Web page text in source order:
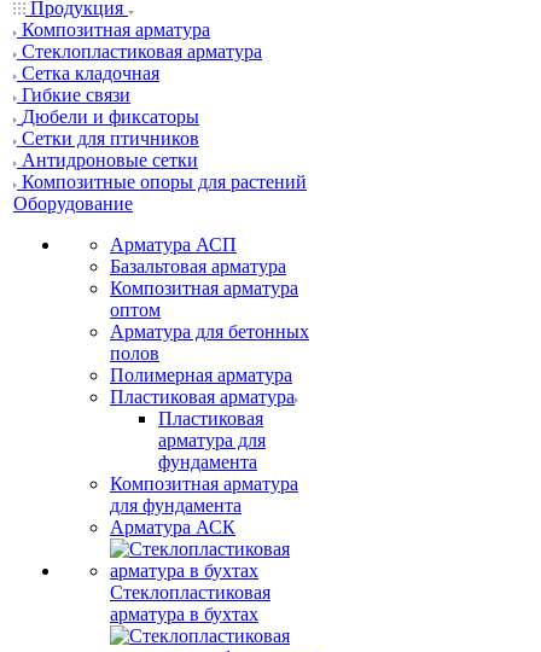
Продукция
Композитная арматура
Cтеклопластиковая арматура
Сетка кладочная
Гибкие связи
Дюбели и фиксаторы
Сетки для птичников
Антидроновые сетки
Композитные опоры для растений
Оборудование
Арматура АСП
Базальтовая арматура
Композитная арматура
оптом
Арматура для бетонных
полов
Полимерная арматура
Пластиковая арматура
Пластиковая
арматура для
фундамента
Композитная арматура
для фундамента
Арматура АСК
Стеклопластиковая
арматура в бухтах